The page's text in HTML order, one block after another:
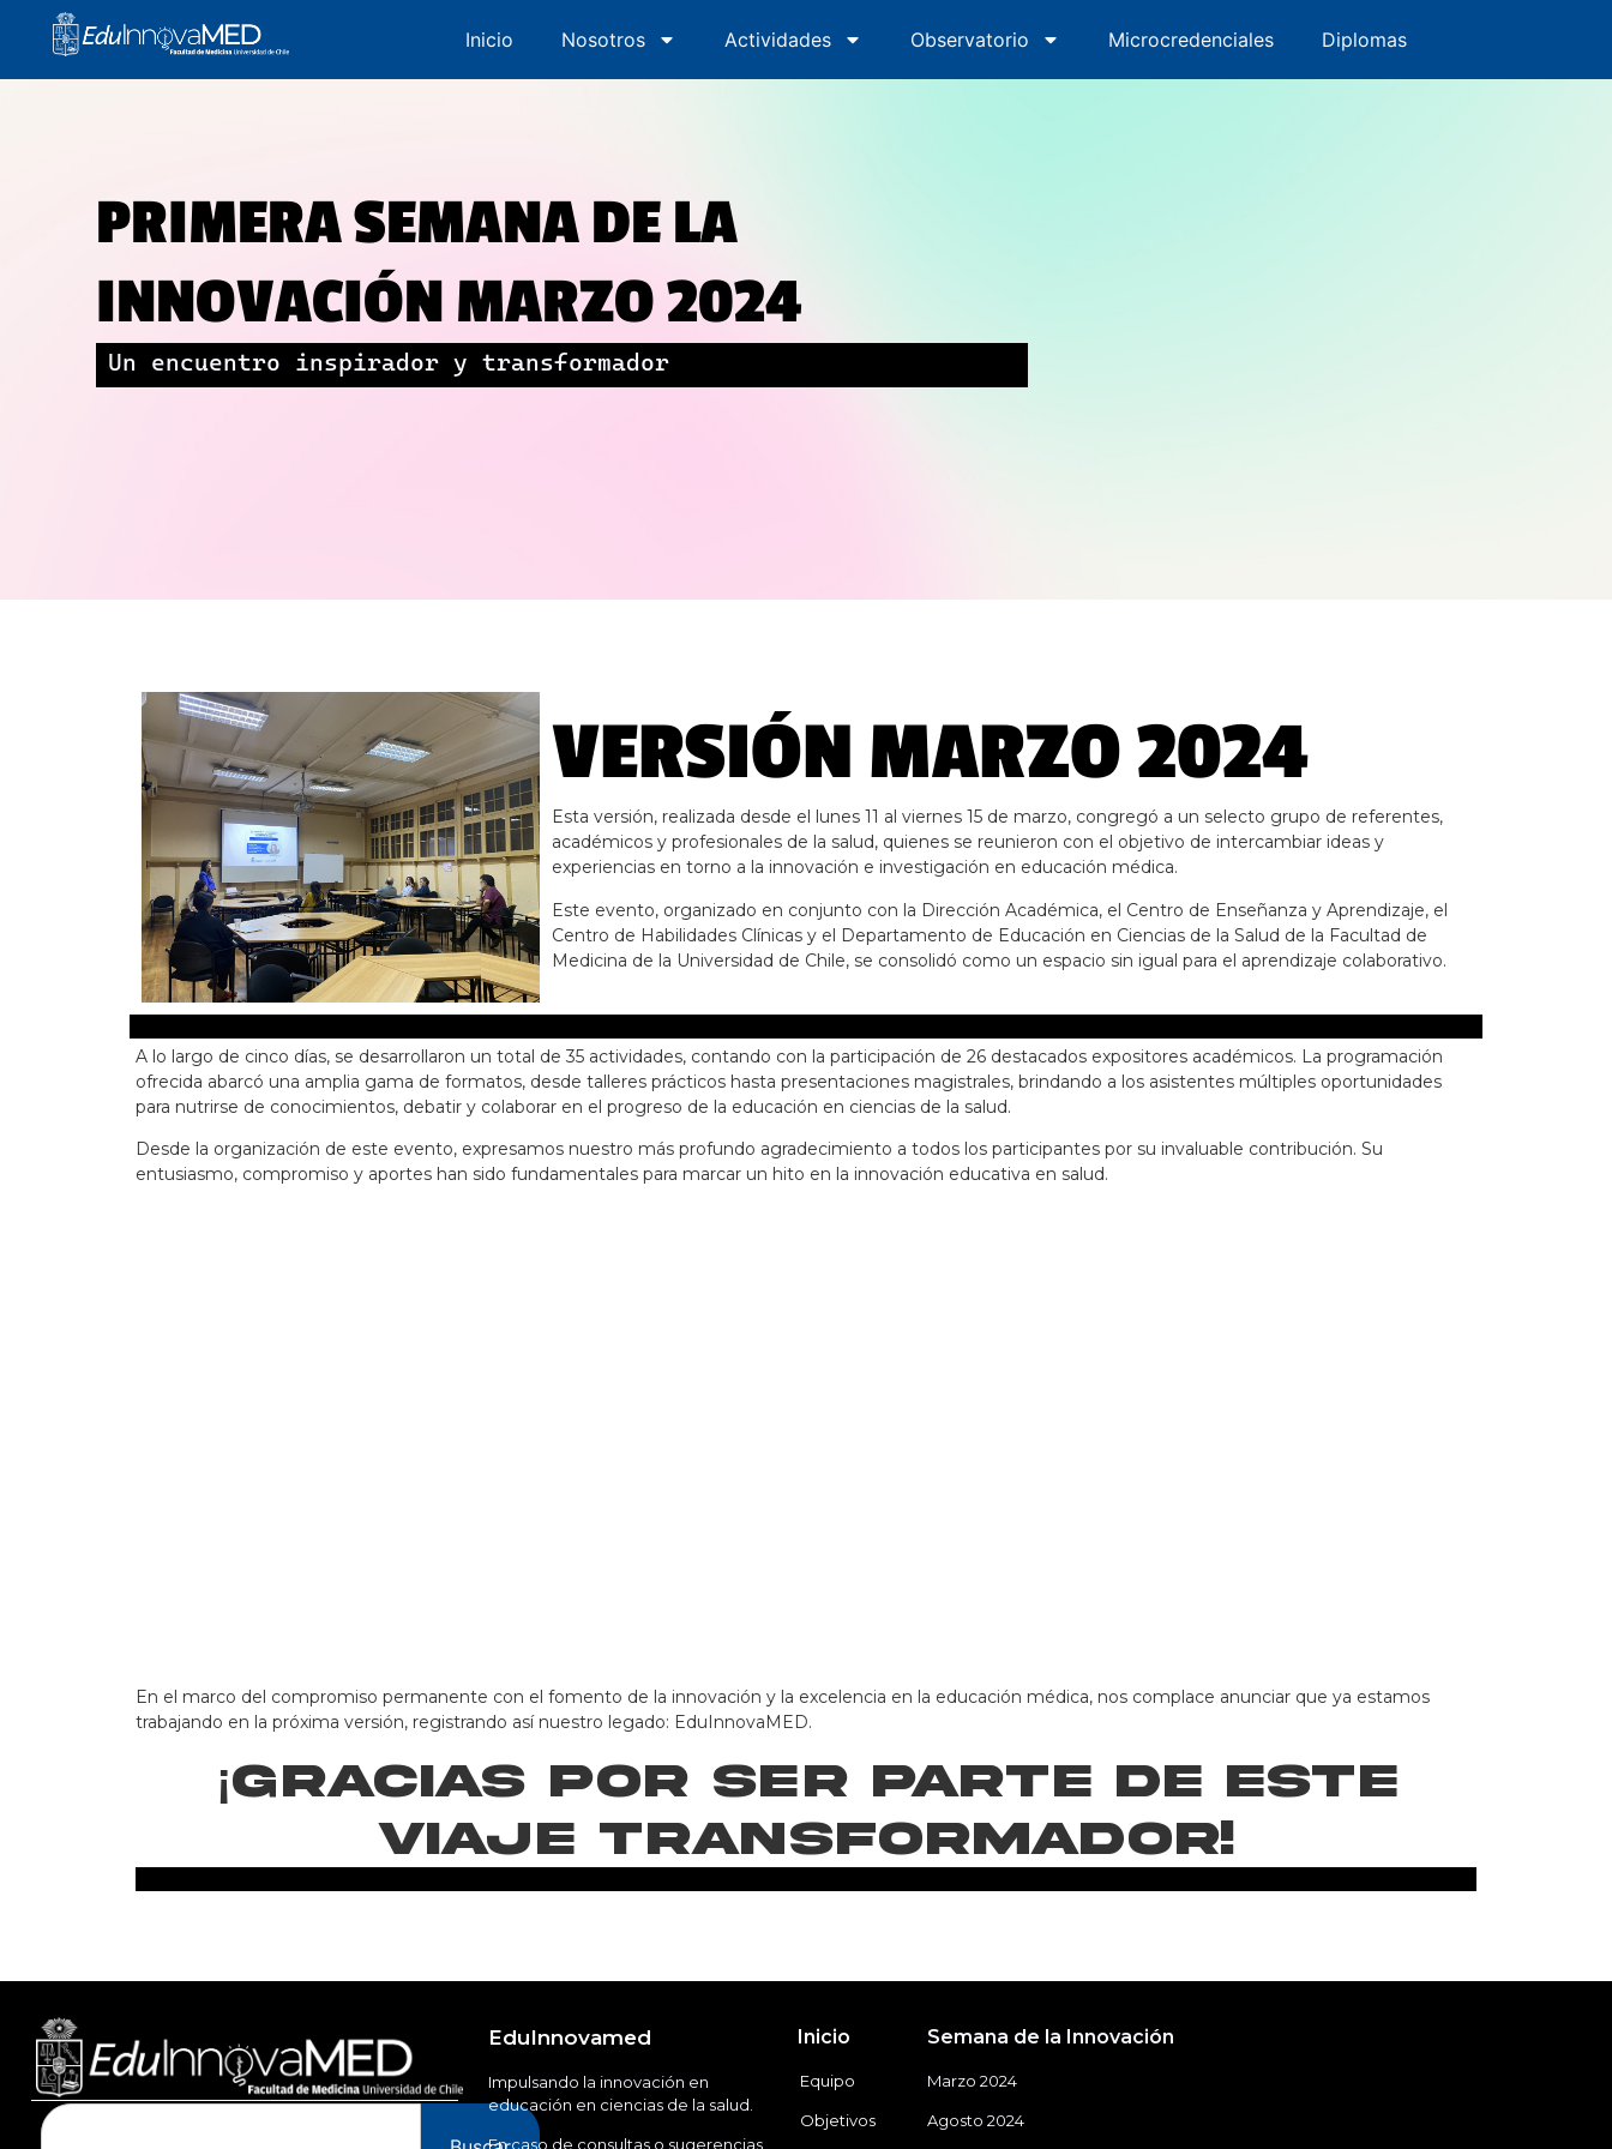
Inicio Nosotros Actividades Observatorio Microcredenciales
Inicio Nosotros Actividades Observatorio Microcredenciales Diplomas
PRIMERA SEMANA DE LA
INNOVACIÓN MARZO 2024
Un encuentro inspirador y transformador
VERSIÓN MARZO 2024
Esta versión, realizada desde el lunes 11 al viernes 15 de marzo, congregó a un selecto grupo de referentes,
académicos y profesionales de la salud, quienes se reunieron con el objetivo de intercambiar ideas y
experiencias en torno a la innovación e investigación en educación médica.
Este evento, organizado en conjunto con la Dirección Académica, el Centro de Enseñanza y Aprendizaje, el
Centro de Habilidades Clínicas y el Departamento de Educación en Ciencias de la Salud de la Facultad de
Medicina de la Universidad de Chile, se consolidó como un espacio sin igual para el aprendizaje colaborativo.
A lo largo de cinco días, se desarrollaron un total de 35 actividades, contando con la participación de 26 destacados expositores académicos. La programación
ofrecida abarcó una amplia gama de formatos, desde talleres prácticos hasta presentaciones magistrales, brindando a los asistentes múltiples oportunidades
para nutrirse de conocimientos, debatir y colaborar en el progreso de la educación en ciencias de la salud.
Desde la organización de este evento, expresamos nuestro más profundo agradecimiento a todos los participantes por su invaluable contribución. Su
entusiasmo, compromiso y aportes han sido fundamentales para marcar un hito en la innovación educativa en salud.
En el marco del compromiso permanente con el fomento de la innovación y la excelencia en la educación médica, nos complace anunciar que ya estamos
trabajando en la próxima versión, registrando así nuestro legado: EduInnovaMED.
¡Gracias por ser parte de este
viaje transformador!
EduInnovamed
Impulsando la innovación en
educación en ciencias de la salud.
En caso de consultas o sugerencias,
Inicio
Equipo
Objetivos
Semana de la Innovación
Marzo 2024
Agosto 2024